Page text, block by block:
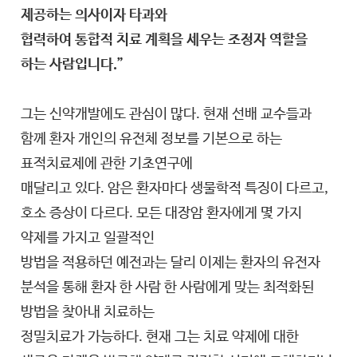
제공하는 의사이자 타과와
협력하여 통합적 치료 계획을 세우는 조정자 역할을
하는 사람입니다.”
그는 신약개발에도 관심이 많다. 현재 선배 교수들과
함께 환자 개인의 유전체 정보를 기본으로 하는
표적치료제에 관한 기초연구에
매달리고 있다. 암은 환자마다 생물학적 특징이 다르고,
호소 증상이 다르다. 모든 대장암 환자에게 몇 가지
약제를 가지고 일괄적인
방법을 적용하던 예전과는 달리 이제는 환자의 유전자
분석을 통해 환자 한 사람 한 사람에게 맞는 최적화된
방법을 찾아내 치료하는
정밀치료가 가능하다. 현재 그는 치료 약제에 대한